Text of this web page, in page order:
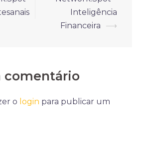
Inteligência
Financeira
⟶
comentário
o login para publicar um